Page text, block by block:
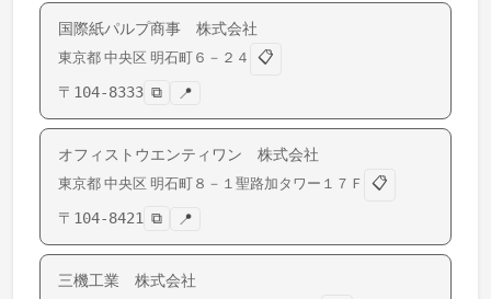
国際紙パルプ商事 株式会社
東京都 中央区 明石町 ６－２４
📋
〒 104-8333 ⧉ 📍
オフィストウエンティワン 株式会社
東京都 中央区 明石町 ８－１聖路加タワー１７Ｆ
📋
〒 104-8421 ⧉ 📍
三機工業 株式会社